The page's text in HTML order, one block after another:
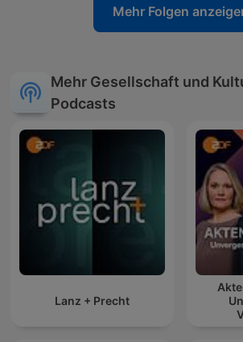
Mehr Folgen
Mehr Gesellschaft und
Podcasts
Lanz + Precht